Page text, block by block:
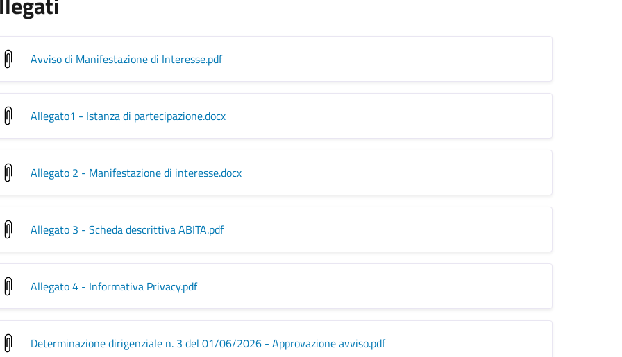
Avviso di Manifestazione di Interesse.pdf
Allegato1 - Istanza di partecipazione.docx
Allegato 2 - Manifestazione di interesse.docx
Allegato 3 - Scheda descrittiva ABITA.pdf
Allegato 4 - Informativa Privacy.pdf
Determinazione dirigenziale n. 3 del 01/06/2026 - Approvazione avviso.pdf